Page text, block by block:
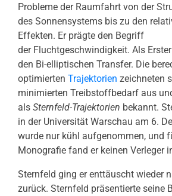
Probleme der Raumfahrt von der
des Sonnensystems bis zu den
Effekten. Er prägte den Begriff
der Fluchtgeschwindigkeit. Als
den Bi-elliptischen Transfer. Die
optimierten Trajektorien zeichneten
minimierten Treibstoffbedarf aus
als Sternfeld-Trajektorien bekannt.
in der Universität Warschau am 6.
wurde nur kühl aufgenommen, und
Monografie fand er keinen Verleger
Sternfeld ging er enttäuscht wieder
zurück. Sternfeld präsentierte seine